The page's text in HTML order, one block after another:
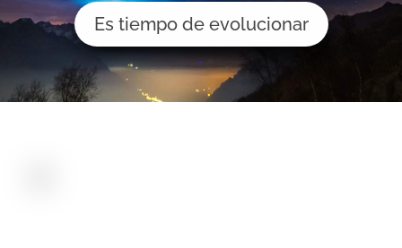
Es tiempo de evolucionar